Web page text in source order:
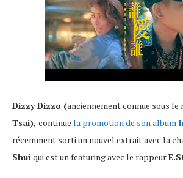
Dizzy Dizzo (anciennement connue sous le
Tsai), continue la promotion de son album
récemment sorti un nouvel extrait avec la
Shui qui est un featuring avec le rappeur